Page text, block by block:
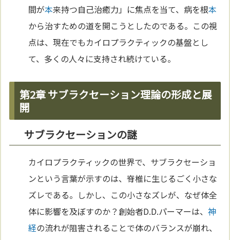
間が本来持つ自己治癒力」に焦点を当て、病を根本
から治すための道を開こうとしたのである。この視
点は、現在でもカイロプラクティックの基盤とし
て、多くの人々に支持され続けている。
第2章 サブラクセーション理論の形成と展
開
サブラクセーションの謎
カイロプラクティックの世界で、サブラクセーショ
ンという言葉が示すのは、脊椎に生じるごく小さな
ズレである。しかし、この小さなズレが、なぜ体全
体に影響を及ぼすのか？創始者D.D.パーマーは、神
経の流れが阻害されることで体のバランスが崩れ、